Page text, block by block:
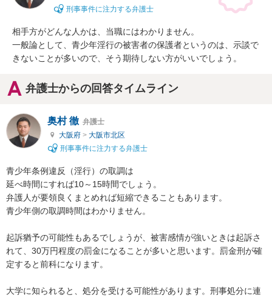
刑事事件に注力する弁護士
相手方がどんな人かは、当職にはわかりません。
一般論として、青少年淫行の被害者の保護者というのは、示談で
きないことが多いので、そう期待しない方がいいでしょう。
弁護士からの回答タイムライン
奥村 徹 弁護士
大阪府 > 大阪市北区
刑事事件に注力する弁護士
青少年条例違反（淫行）の取調は
延べ時間にすれば10～15時間でしょう。
弁護人が要領良くまとめれば短縮できることもあります。
青少年側の取調時間はわかりません。
起訴猶予の可能性もあるでしょうが、被害感情が強いときは起訴さ
れて、30万円程度の罰金になることが多いと思います。罰金刑が確
定すると前科になります。
大学に知られると、処分を受ける可能性があります。刑事処分に連